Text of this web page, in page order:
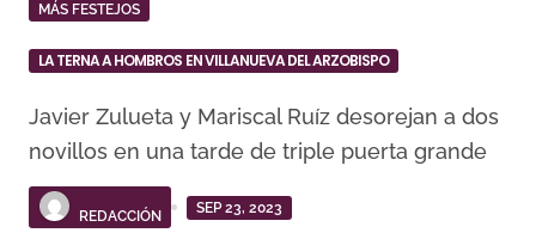
MÁS FESTEJOS
LA TERNA A HOMBROS EN VILLANUEVA DEL ARZOBISPO
Javier Zulueta y Mariscal Ruíz desorejan a dos
novillos en una tarde de triple puerta grande
REDACCIÓN
SEP 23, 2023